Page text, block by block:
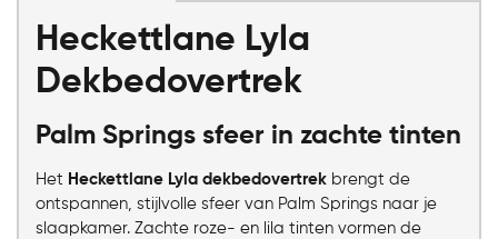
Chat voor advies
Heckettlane Lyla
Dekbedovertrek
Palm Springs sfeer in zachte tinten
Het Heckettlane Lyla dekbedovertrek brengt de
ontspannen, stijlvolle sfeer van Palm Springs naar je
slaapkamer. Zachte roze- en lila tinten vormen de